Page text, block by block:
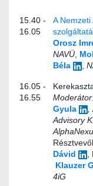
15.40 -
16.05
A
Orosz
NAVÜ
Béla
16.05 -
16.55
Moderátor:
Gyula
Advisory
Dávid
Klauzer
4iG